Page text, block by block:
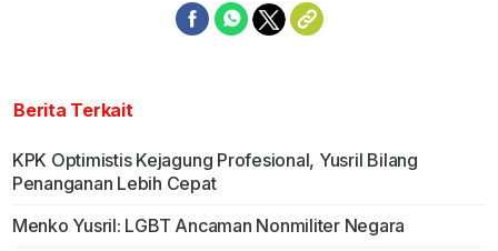
Berita Terkait
KPK Optimistis Kejagung Profesional, Yusril Bilang
Penanganan Lebih Cepat
Menko Yusril: LGBT Ancaman Nonmiliter Negara